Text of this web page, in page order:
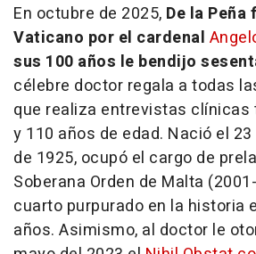
En octubre de 2025, De la
Vaticano por el cardenal
sus 100 años le bendijo
célebre doctor regala a todas
que realiza entrevistas clínicas
y 110 años de edad. Nació el
de 1925, ocupó el cargo de
Soberana Orden de Malta
cuarto purpurado en la historia
años. Asimismo, al doctor le